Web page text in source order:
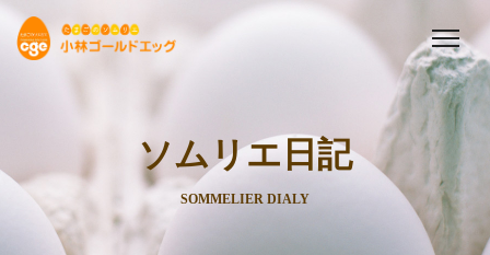
ソムリエ日記
SOMMELIER DIALY